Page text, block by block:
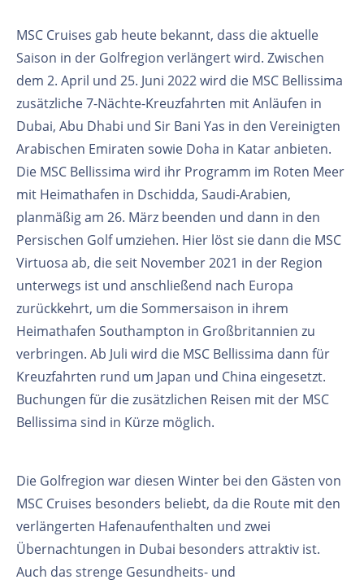
MSC Cruises gab heute bekannt, dass die aktuelle
Saison in der Golfregion verlängert wird. Zwischen
dem 2. April und 25. Juni 2022 wird die MSC Bellissima
zusätzliche 7-Nächte-Kreuzfahrten mit Anläufen in
Dubai, Abu Dhabi und Sir Bani Yas in den Vereinigten
Arabischen Emiraten sowie Doha in Katar anbieten.
Die MSC Bellissima wird ihr Programm im Roten Meer
mit Heimathafen in Dschidda, Saudi-Arabien,
planmäßig am 26. März beenden und dann in den
Persischen Golf umziehen. Hier löst sie dann die MSC
Virtuosa ab, die seit November 2021 in der Region
unterwegs ist und anschließend nach Europa
zurückkehrt, um die Sommersaison in ihrem
Heimathafen Southampton in Großbritannien zu
verbringen. Ab Juli wird die MSC Bellissima dann für
Kreuzfahrten rund um Japan und China eingesetzt.
Buchungen für die zusätzlichen Reisen mit der MSC
Bellissima sind in Kürze möglich.
Die Golfregion war diesen Winter bei den Gästen von
MSC Cruises besonders beliebt, da die Route mit den
verlängerten Hafenaufenthalten und zwei
Übernachtungen in Dubai besonders attraktiv ist.
Auch das strenge Gesundheits- und